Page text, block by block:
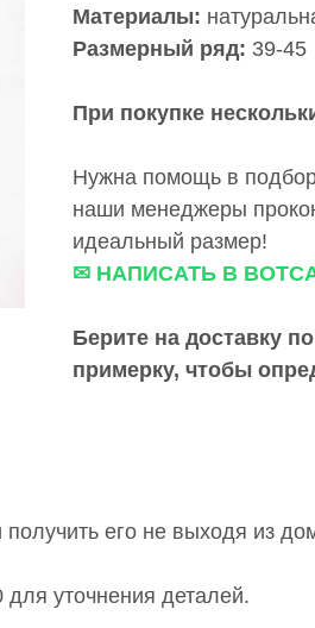
Материалы:
Размерный ряд: 39-45
При покупке
Нужна помощь в
наши менеджеры
идеальный размер!
✉ НАПИСАТЬ В
Берите на доставку
примерку, чтобы
его не выходя из
уточнения деталей.